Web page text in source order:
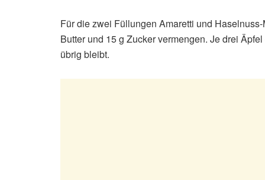
Für die zwei Füllungen Amaretti und
Butter und 15 g Zucker vermengen. Je drei
übrig bleibt.